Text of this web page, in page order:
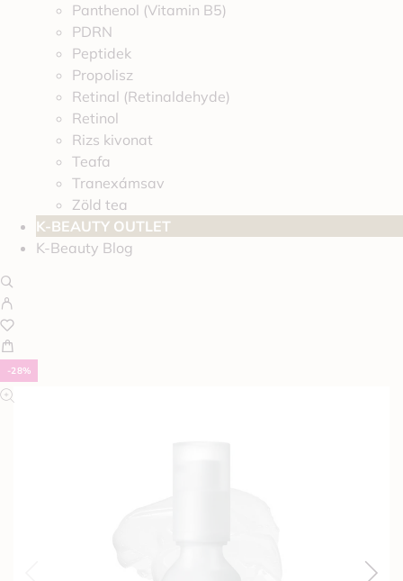
Panthenol (Vitamin B5)
PDRN
Peptidek
Propolisz
Retinal (Retinaldehyde)
Retinol
Rizs kivonat
Teafa
Tranexámsav
Zöld tea
K-BEAUTY OUTLET
K-Beauty Blog
-28%